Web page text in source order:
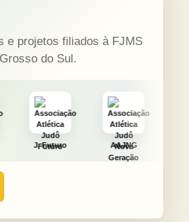
e projetos filiados à FJMS
do Sul.
AAJNG TSURU